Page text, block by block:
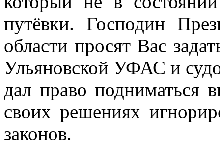
путёвки. Господин
области просят Вас
Ульяновской УФАС и
дал право
своих решениях
законов.